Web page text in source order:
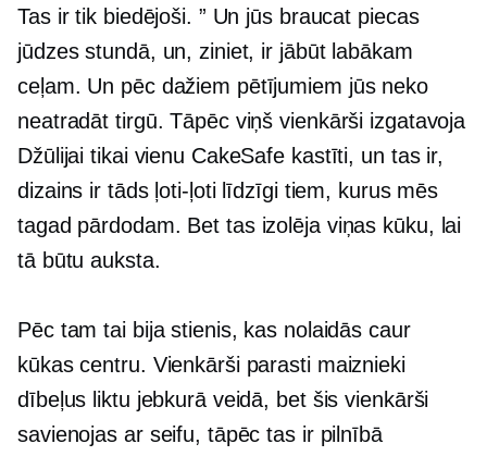
Tas ir tik biedējoši. ” Un jūs braucat piecas
jūdzes stundā, un, ziniet, ir jābūt labākam
ceļam. Un pēc dažiem pētījumiem jūs neko
neatradāt tirgū. Tāpēc viņš vienkārši izgatavoja
Džūlijai tikai vienu CakeSafe kastīti, un tas ir,
dizains ir tāds ļoti-ļotilīdzīgi tiem, kurus mēs
tagad pārdodam. Bet tas izolēja viņas kūku, lai
tā būtu auksta.
Pēc tam tai bija stienis, kas nolaidās caur
kūkas centru. Vienkārši parasti maiznieki
dībeļus liktu jebkurā veidā, bet šis vienkārši
savienojas ar seifu, tāpēc tas ir pilnībā